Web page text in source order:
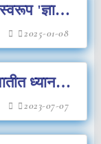
स्वरूप 'ज्ञान'
2025-01-08
ध्यान [
2023-07-07